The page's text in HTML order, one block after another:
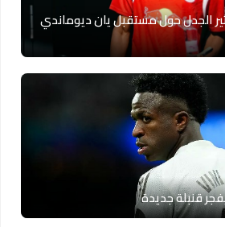
الجدل حول مستقبل يان ديوماندي
قنبلة جديدة